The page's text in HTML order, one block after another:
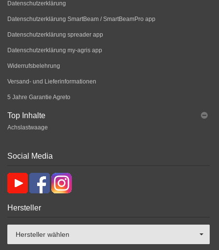
Datenschutzerklärung
Datenschutzerklärung SmartBeam / SmartBeamPro app
Datenschutzerklärung spreader app
Datenschutzerklärung my-agris app
Widerrufsbelehrung
Versand- und Lieferinformationen
5 Jahre Garantie Agreto
Top Inhalte
Achslastwaage
Social Media
Hersteller
Hersteller wählen